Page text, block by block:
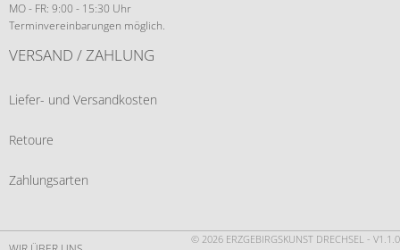
MO - FR: 9:00 - 15:30 Uhr
Terminvereinbarungen möglich.
VERSAND / ZAHLUNG
Liefer- und Versandkosten
Retoure
Zahlungsarten
© 2026 ERZGEBIRGSKUNST DRECHSEL - V1.1.0